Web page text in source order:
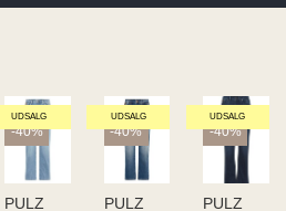
UDSALG
-40%
PULZ
UDSALG
-40%
PULZ
UDSALG
-40%
PULZ